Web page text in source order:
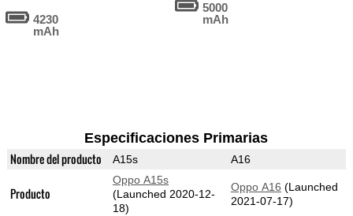
4230
mAh
5000
mAh
Especificaciones Primarias
Nombre del producto A15s A16
Producto
Oppo A15s
(Launched 2020-12-
18)
Oppo A16 (Launched
2021-07-17)